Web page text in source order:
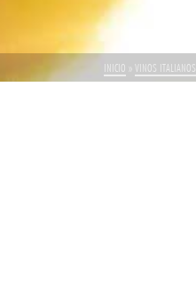
INICIO »VINOS ITALIANOS